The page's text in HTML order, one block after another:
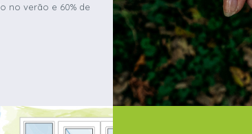
no verão e 60% de